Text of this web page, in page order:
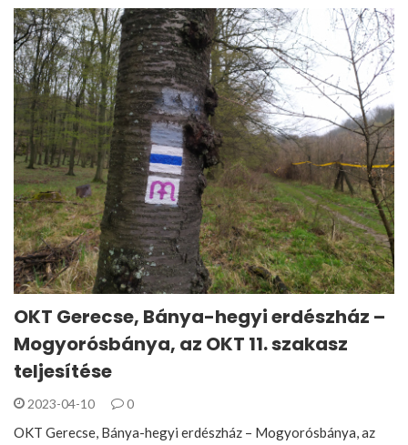
OKT Gerecse, Bánya-hegyi erdészház –
Mogyorósbánya, az OKT 11. szakasz
teljesítése
2023-04-10 0
OKT Gerecse, Bánya-hegyi erdészház – Mogyorósbánya, az